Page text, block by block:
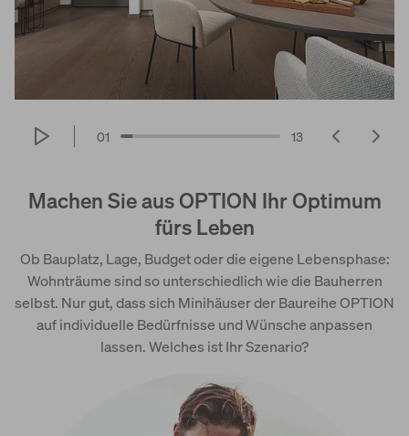
01 13
Machen Sie aus OPTION Ihr Optimum
fürs Leben
Ob Bauplatz, Lage, Budget oder die eigene Lebensphase:
Wohnträume sind so unterschiedlich wie die Bauherren
selbst. Nur gut, dass sich Minihäuser der Baureihe OPTION
auf individuelle Bedürfnisse und Wünsche anpassen
lassen. Welches ist Ihr Szenario?